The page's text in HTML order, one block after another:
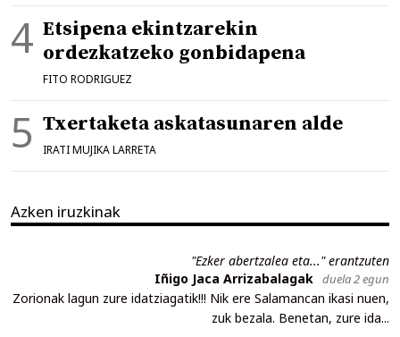
Etsipena ekintzarekin
ordezkatzeko gonbidapena
FITO RODRIGUEZ
Txertaketa askatasunaren alde
IRATI MUJIKA LARRETA
Azken iruzkinak
"Ezker abertzalea eta..." erantzuten
Iñigo Jaca Arrizabalagak duela 2 egun
Zorionak lagun zure idatziagatik!!! Nik ere Salamancan ikasi nuen,
zuk bezala. Benetan, zure ida...